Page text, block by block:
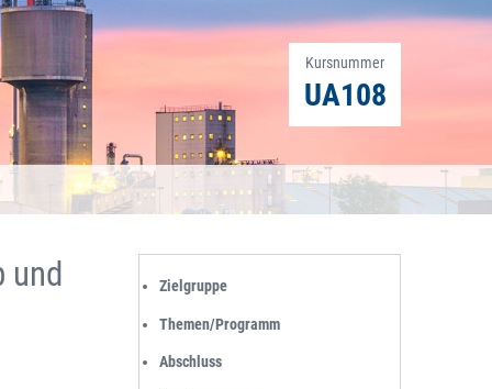
Kursnummer
UA108
und
Zielgruppe
Themen/Programm
Abschluss